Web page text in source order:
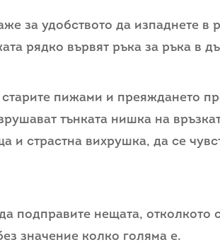
за удобството да изпаднете в
рядко вървят ръка за ръка в
пижами и преяждането
тънката нишка на
и страстна вихрушка, да се
подправите нещата, отколкото
значение колко голяма е.